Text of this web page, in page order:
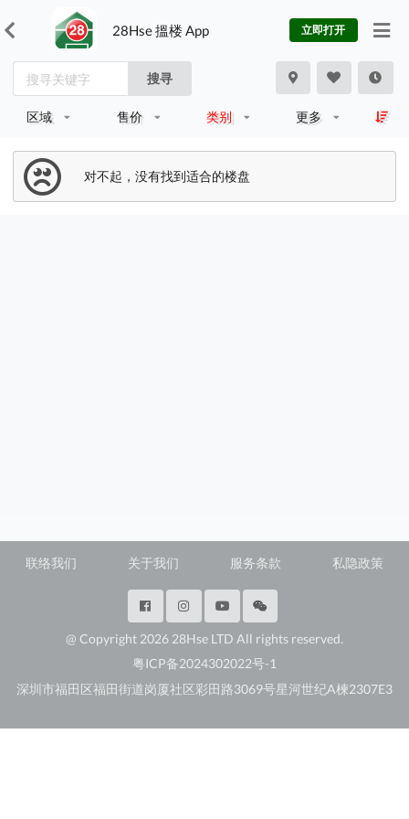
28Hse 搵楼 App 立即打开
搜寻
区域 售价 类别 更多
对不起，没有找到适合的楼盘
联络我们 关于我们 服务条款 私隐政策
@ Copyright 2026 28Hse LTD All rights reserved.
粤ICP备2024302022号-1
深圳市福田区福田街道岗厦社区彩田路3069号星河世纪A楝2307E3